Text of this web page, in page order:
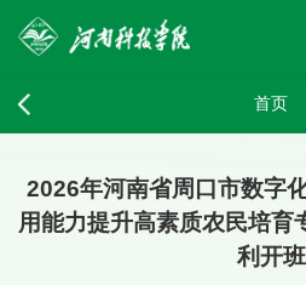
首页
2026年河南省周口市数字
用能力提升高素质农民培育
利开班